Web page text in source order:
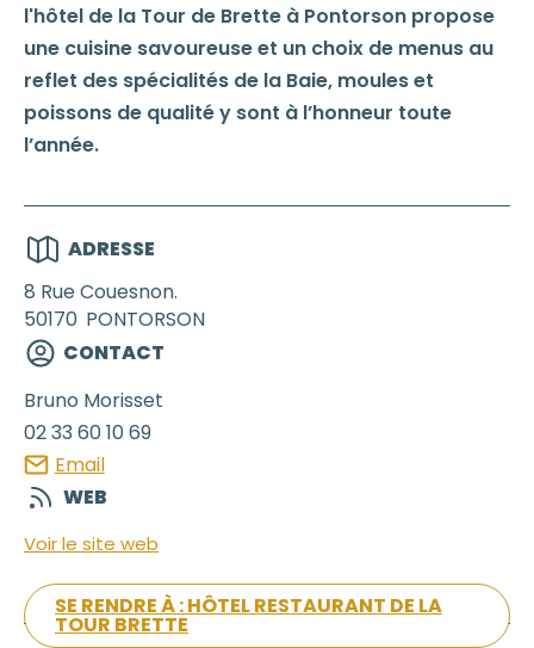
l'hôtel de la Tour de Brette à Pontorson propose
une cuisine savoureuse et un choix de menus au
reflet des spécialités de la Baie, moules et
poissons de qualité y sont à l’honneur toute
l’année.
ADRESSE
8 Rue Couesnon.
50170 PONTORSON
CONTACT
Bruno Morisset
02 33 60 10 69
Email
WEB
Voir le site web
SE RENDRE À : HÔTEL RESTAURANT DE LA
TOUR BRETTE